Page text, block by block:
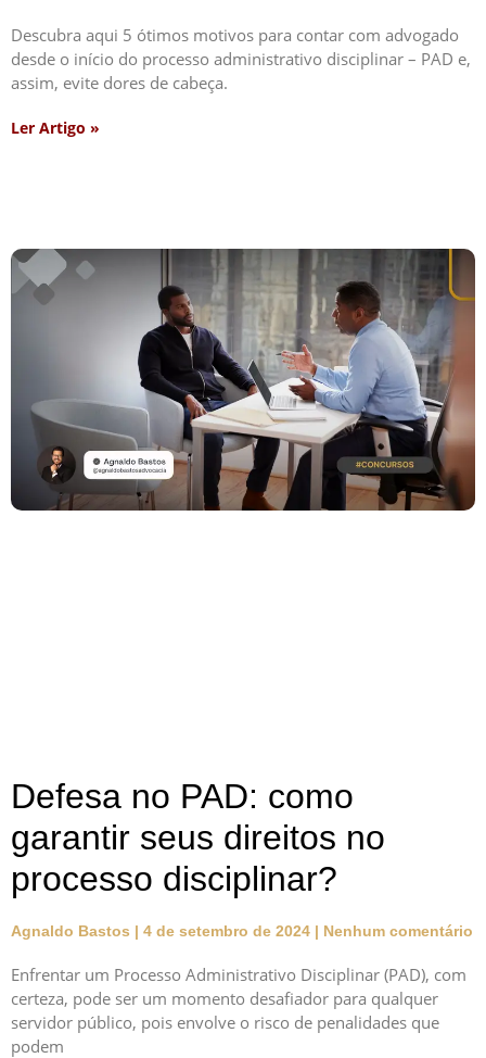
Descubra aqui 5 ótimos motivos para contar com advogado
desde o início do processo administrativo disciplinar – PAD e,
assim, evite dores de cabeça.
Ler Artigo »
Defesa no PAD: como
garantir seus direitos no
processo disciplinar?
Agnaldo Bastos 4 de setembro de 2024 Nenhum comentário
Enfrentar um Processo Administrativo Disciplinar (PAD), com
certeza, pode ser um momento desafiador para qualquer
servidor público, pois envolve o risco de penalidades que
podem